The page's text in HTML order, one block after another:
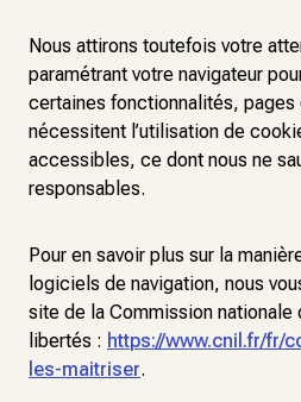
Nous attirons toutefois votre
paramétrant votre navigateur
certaines fonctionnalités,
nécessitent l’utilisation de
accessibles, ce dont nous ne
responsables.
Pour en savoir plus sur la
logiciels de navigation, nous
site de la Commission nationale
libertés : https://www.cnil.fr/fr/
les-maitriser.